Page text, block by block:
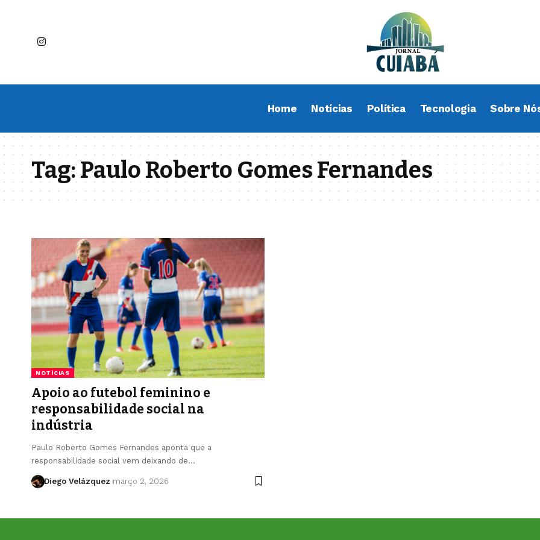
Home Notícias Política Tecnologia Sobre
Tag:Paulo Roberto Gomes Fernandes
NOTÍCIAS
Apoio ao futebol feminino e
responsabilidade social na
indústria
Paulo Roberto Gomes Fernandes aponta que a
responsabilidade social vem deixando de…
Diego Velázquez março 2, 2026